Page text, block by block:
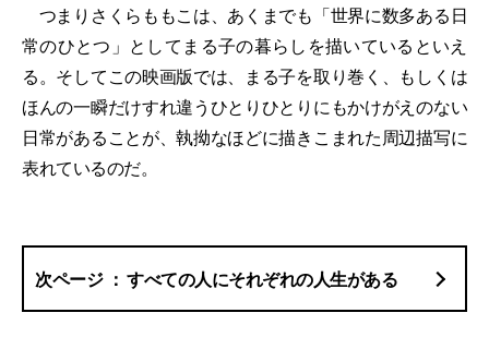
つまりさくらももこは、あくまでも「世界に数多ある日
常のひとつ」としてまる子の暮らしを描いているといえ
る。そしてこの映画版では、まる子を取り巻く、もしくは
ほんの一瞬だけすれ違うひとりひとりにもかけがえのない
日常があることが、執拗なほどに描きこまれた周辺描写に
表れているのだ。
すべての人にそれぞれの人生がある